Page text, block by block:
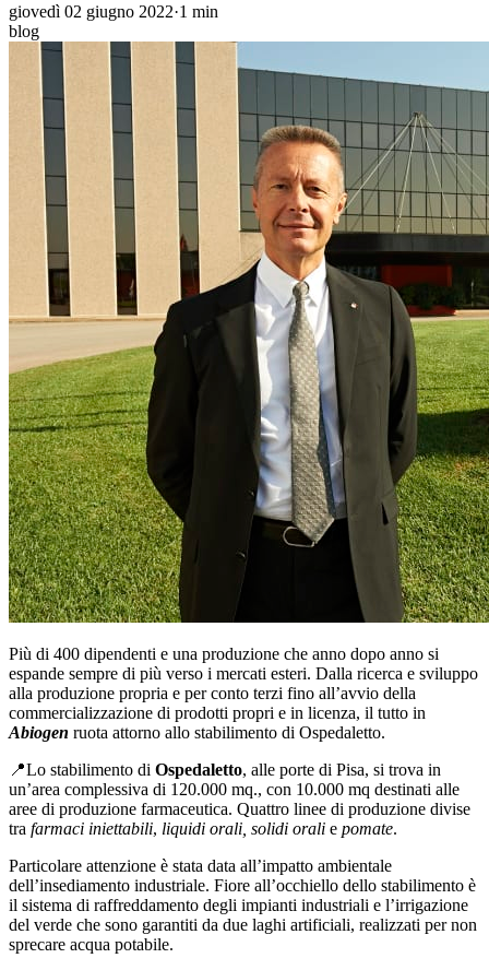
giovedì 02 giugno 2022·1 min
blog
Più di 400 dipendenti e una produzione che anno dopo anno si
espande sempre di più verso i mercati esteri. Dalla ricerca e sviluppo
alla produzione propria e per conto terzi fino all’avvio della
commercializzazione di prodotti propri e in licenza, il tutto in
Abiogen ruota attorno allo stabilimento di Ospedaletto.
📍Lo stabilimento di Ospedaletto, alle porte di Pisa, si trova in
un’area complessiva di 120.000 mq., con 10.000 mq destinati alle
aree di produzione farmaceutica. Quattro linee di produzione divise
tra farmaci iniettabili, liquidi orali, solidi orali e pomate.
Particolare attenzione è stata data all’impatto ambientale
dell’insediamento industriale. Fiore all’occhiello dello stabilimento è
il sistema di raffreddamento degli impianti industriali e l’irrigazione
del verde che sono garantiti da due laghi artificiali, realizzati per non
sprecare acqua potabile.